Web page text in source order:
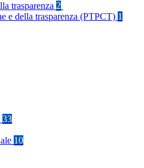
trasparenza 2
e della trasparenza (PTPCT) 1
33
10